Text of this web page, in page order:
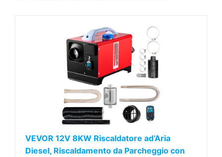
VEVOR 12V 8KW Riscaldatore ad‘Aria
Diesel, Riscaldamento da Parcheggio con